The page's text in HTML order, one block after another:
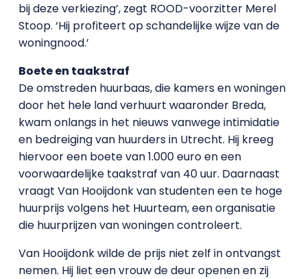
bij deze verkiezing’, zegt ROOD-voorzitter Merel
Stoop. ‘Hij profiteert op schandelijke wijze van de
woningnood.’
Boete en taakstraf
De omstreden huurbaas, die kamers en woningen
door het hele land verhuurt waaronder Breda,
kwam onlangs in het nieuws vanwege intimidatie
en bedreiging van huurders in Utrecht. Hij kreeg
hiervoor een boete van 1.000 euro en een
voorwaardelijke taakstraf van 40 uur. Daarnaast
vraagt Van Hooijdonk van studenten een te hoge
huurprijs volgens het Huurteam, een organisatie
die huurprijzen van woningen controleert.
Van Hooijdonk wilde de prijs niet zelf in ontvangst
nemen. Hij liet een vrouw de deur openen en zij